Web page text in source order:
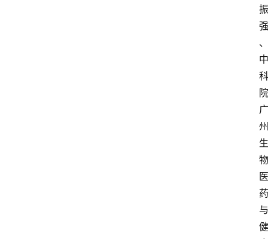
振
强
、
中
科
院
广
州
生
物
医
药
与
健